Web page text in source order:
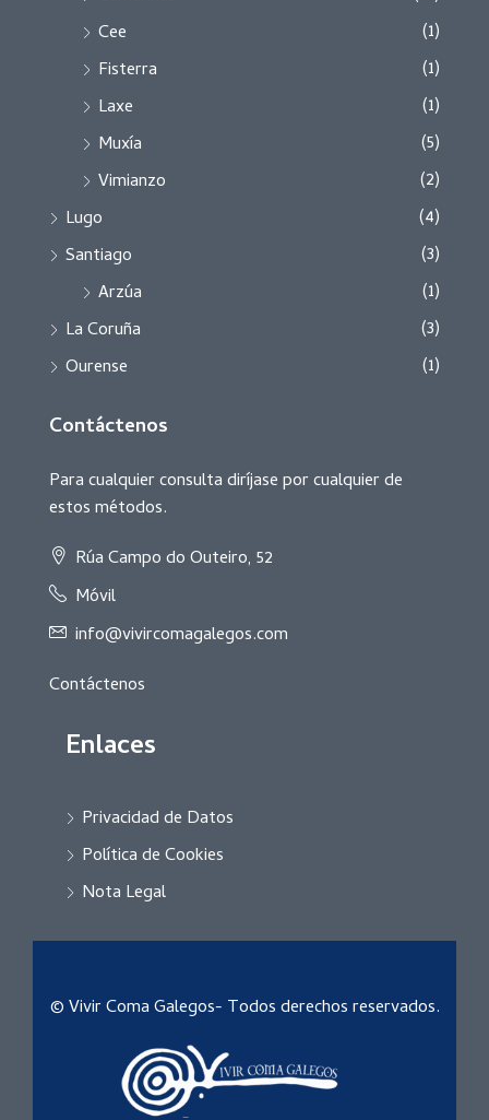
Cee
(1)
Fisterra
(1)
Laxe
(1)
Muxía
(5)
Vimianzo
(2)
Lugo
(4)
Santiago
(3)
Arzúa
(1)
La Coruña
(3)
Ourense
(1)
Contáctenos
Para cualquier consulta diríjase por cualquier de
estos métodos.
Rúa Campo do Outeiro, 52
Móvil
info@vivircomagalegos.com
Contáctenos
Enlaces
Privacidad de Datos
Política de Cookies
Nota Legal
© Vivir Coma Galegos- Todos derechos reservados.